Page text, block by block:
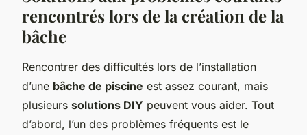
rencontrés lors de la création de la
bâche
Rencontrer des difficultés lors de l’installation
d’une bâche de piscine est assez courant, mais
plusieurs solutions DIY peuvent vous aider. Tout
d’abord, l’un des problèmes fréquents est le